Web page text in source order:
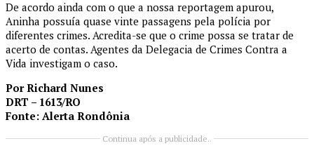
De acordo ainda com o que a nossa reportagem apurou,
Aninha possuía quase vinte passagens pela polícia por
diferentes crimes. Acredita-se que o crime possa se tratar de
acerto de contas. Agentes da Delegacia de Crimes Contra a
Vida investigam o caso.
Por Richard Nunes
DRT – 1613/RO
Fonte: Alerta Rondônia
Continua após a publicidade..